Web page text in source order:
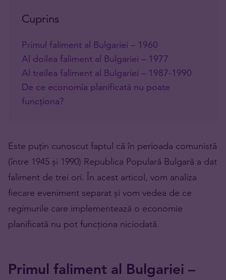
Cuprins
Primul faliment al Bulgariei – 1960
Al doilea faliment al Bulgariei – 1977
Al treilea faliment al Bulgariei – 1987-1990
De ce economia planificată nu poate
funcționa?
Este puțin cunoscut faptul că în perioada comunistă
(între 1945 și 1990) Republica Populară Bulgară a dat
faliment de trei ori. În acest articol, vom analiza
fiecare eveniment separat și vom vedea de ce
regimurile care implementează o economie
planificată nu pot funcționa niciodată.
Primul faliment al Bulgariei –